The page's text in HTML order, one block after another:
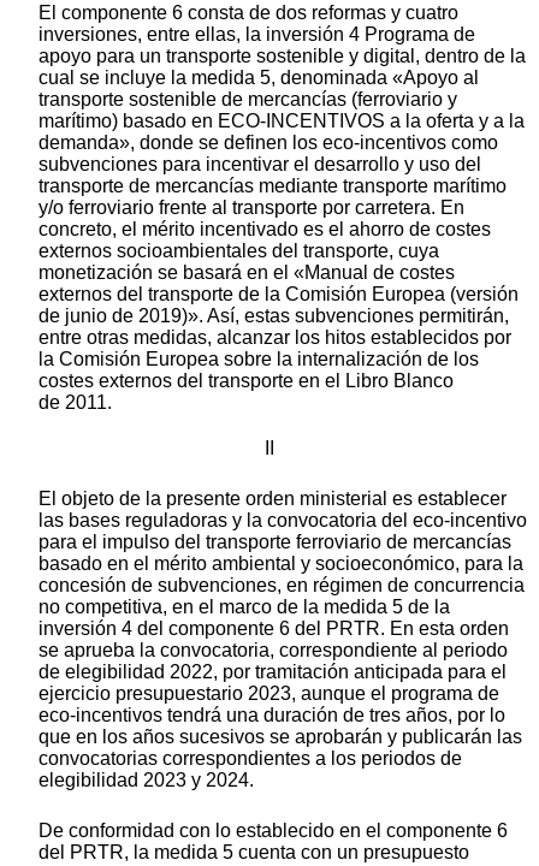
El componente 6 consta de dos reformas y cuatro
inversiones, entre ellas, la inversión 4 Programa de
apoyo para un transporte sostenible y digital, dentro de la
cual se incluye la medida 5, denominada «Apoyo al
transporte sostenible de mercancías (ferroviario y
marítimo) basado en ECO-INCENTIVOS a la oferta y a la
demanda», donde se definen los eco-incentivos como
subvenciones para incentivar el desarrollo y uso del
transporte de mercancías mediante transporte marítimo
y/o ferroviario frente al transporte por carretera. En
concreto, el mérito incentivado es el ahorro de costes
externos socioambientales del transporte, cuya
monetización se basará en el «Manual de costes
externos del transporte de la Comisión Europea (versión
de junio de 2019)». Así, estas subvenciones permitirán,
entre otras medidas, alcanzar los hitos establecidos por
la Comisión Europea sobre la internalización de los
costes externos del transporte en el Libro Blanco
de 2011.
El objeto de la presente orden ministerial es establecer
las bases reguladoras y la convocatoria del eco-incentivo
para el impulso del transporte ferroviario de mercancías
basado en el mérito ambiental y socioeconómico, para la
concesión de subvenciones, en régimen de concurrencia
no competitiva, en el marco de la medida 5 de la
inversión 4 del componente 6 del PRTR. En esta orden
se aprueba la convocatoria, correspondiente al periodo
de elegibilidad 2022, por tramitación anticipada para el
ejercicio presupuestario 2023, aunque el programa de
eco-incentivos tendrá una duración de tres años, por lo
que en los años sucesivos se aprobarán y publicarán las
convocatorias correspondientes a los periodos de
elegibilidad 2023 y 2024.
De conformidad con lo establecido en el componente 6
del PRTR, la medida 5 cuenta con un presupuesto